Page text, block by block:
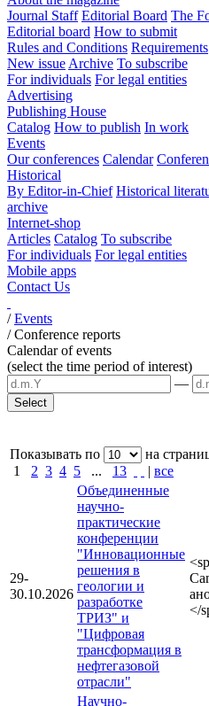
Journal Staff Editorial Board The
Editorial board How to submit
Rules and Conditions Requirements
New issue Archive To subscribe
For individuals For legal entities
Advertising
Publishing House
Catalog How to publish In work
Events
Our conferences Calendar
Historical
By Editor-in-Chief Historical
archive
Internet-shop
Articles Catalog To subscribe
For individuals For legal entities
Mobile apps
Contact Us
/Events
/Conference reports
Calendar of events
(select the time period of interest)
—
Показывать по
на
1
2 3 4 5 ... 13 | все
29-
30.10.2026
Объединенные
научно-
практические
конференции
"Инновационные
решения в
геологии и
разработке
ТРИЗ" и
"Цифровая
трансформация в
нефтегазовой
отрасли"
</
Научно-